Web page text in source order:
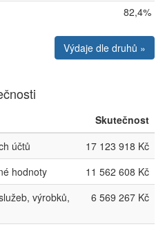
82,4%
Výdaje dle druhů »
Skutečnost
účtů
17 123 918 Kč
hodnoty
11 562 608 Kč
výrobků,
6 569 267 Kč